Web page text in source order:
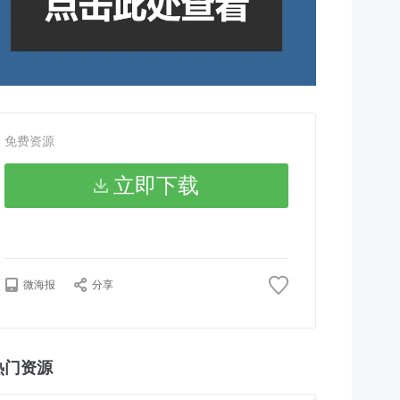
免费资源
立即下载
微海报 分享
门资源